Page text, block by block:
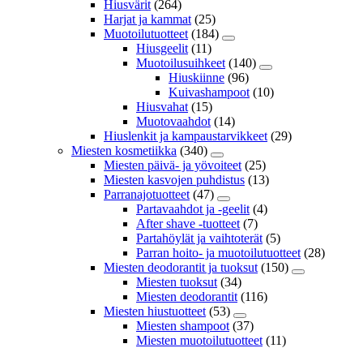
Hiusvärit (264)
Harjat ja kammat (25)
Muotoilutuotteet (184)
Hiusgeelit (11)
Muotoilusuihkeet (140)
Hiuskiinne (96)
Kuivashampoot (10)
Hiusvahat (15)
Muotovaahdot (14)
Hiuslenkit ja kampaustarvikkeet (29)
Miesten kosmetiikka (340)
Miesten päivä- ja yövoiteet (25)
Miesten kasvojen puhdistus (13)
Parranajotuotteet (47)
Partavaahdot ja -geelit (4)
After shave -tuotteet (7)
Partahöylät ja vaihtoterät (5)
Parran hoito- ja muotoilutuotteet (28)
Miesten deodorantit ja tuoksut (150)
Miesten tuoksut (34)
Miesten deodorantit (116)
Miesten hiustuotteet (53)
Miesten shampoot (37)
Miesten muotoilutuotteet (11)